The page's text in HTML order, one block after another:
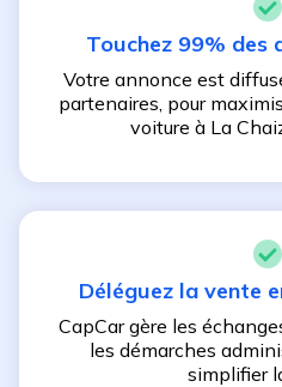
Touchez 99% des
Votre annonce est
partenaires, pour
voiture à La
Déléguez la vente
CapCar gère les
les démarches
simplifier